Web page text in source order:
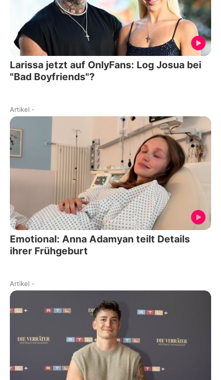
Larissa jetzt auf OnlyFans: Log Josua bei
"Bad Boyfriends"?
Artikel -
Emotional: Anna Adamyan teilt Details
ihrer Frühgeburt
Artikel -